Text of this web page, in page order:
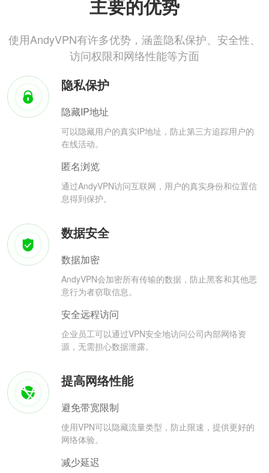
主要的优势
使用AndyVPN有许多优势，涵盖隐私保护、安全性、
访问权限和网络性能等方面
隐私保护
隐藏IP地址
可以隐藏用户的真实IP地址，防止第三方追踪用户的
在线活动。
匿名浏览
通过AndyVPN访问互联网，用户的真实身份和位置信
息得到保护。
数据安全
数据加密
AndyVPN会加密所有传输的数据，防止黑客和其他恶
意行为者窃取信息。
安全远程访问
企业员工可以通过VPN安全地访问公司内部网络资
源，无需担心数据泄露。
提高网络性能
避免带宽限制
使用VPN可以隐藏流量类型，防止限速，提供更好的
网络体验。
减少延迟